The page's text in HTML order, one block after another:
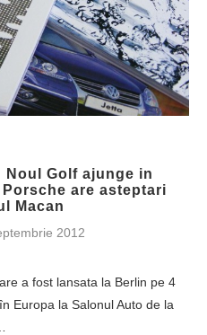
Noul Golf ajunge in
are asteptari
Macan
2012
a fost lansata la Berlin pe 4
Europa la Salonul Auto de la